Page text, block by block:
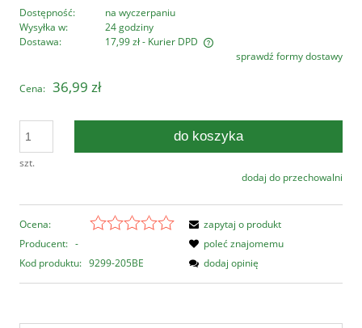
Dostępność:
na wyczerpaniu
Wysyłka w:
24 godziny
Dostawa:
17,99 zł- Kurier DPD
Cena nie zawiera ewentualnych kosztów płatnościsprawdź formy dostawy
Cena: 36,99 zł
szt.
do koszyka
dodaj do przechowalni
Ocena:
Producent: -
Kod produktu: 9299-205BE
zapytaj o produkt
poleć znajomemu
dodaj opinię